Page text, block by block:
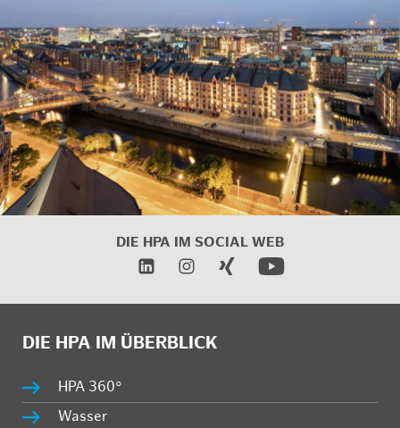
DIE HPA IM SOCIAL WEB
DIE HPA IM ÜBERBLICK
HPA 360°
Wasser